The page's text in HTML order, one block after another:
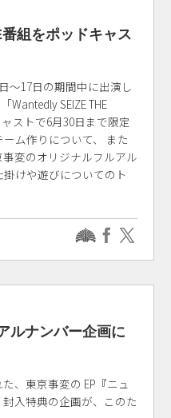
組をポッドキャス
～17日の期間中に出演し
Wantedly SEIZE THE
ストで6月30日まで限定
ム作りについて、 また
変のオリジナルフルアル
けや遊びについてのト
ルナンバー企画に
、東京事変の EP『ニュ
入特典の企画が、このた